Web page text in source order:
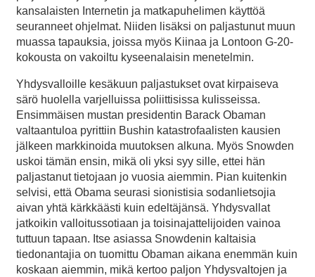
kansalaisten Internetin ja matkapuhelimen käyttöä
seuranneet ohjelmat. Niiden lisäksi on paljastunut muun
muassa tapauksia, joissa myös Kiinaa ja Lontoon G-20-
kokousta on vakoiltu kyseenalaisin menetelmin.
Yhdysvalloille kesäkuun paljastukset ovat kirpaiseva
särö huolella varjelluissa poliittisissa kulisseissa.
Ensimmäisen mustan presidentin Barack Obaman
valtaantuloa pyrittiin Bushin katastrofaalisten kausien
jälkeen markkinoida muutoksen alkuna. Myös Snowden
uskoi tämän ensin, mikä oli yksi syy sille, ettei hän
paljastanut tietojaan jo vuosia aiemmin. Pian kuitenkin
selvisi, että Obama seurasi sionistisia sodanlietsojia
aivan yhtä kärkkäästi kuin edeltäjänsä. Yhdysvallat
jatkoikin valloitussotiaan ja toisinajattelijoiden vainoa
tuttuun tapaan. Itse asiassa Snowdenin kaltaisia
tiedonantajia on tuomittu Obaman aikana enemmän kuin
koskaan aiemmin, mikä kertoo paljon Yhdysvaltojen ja